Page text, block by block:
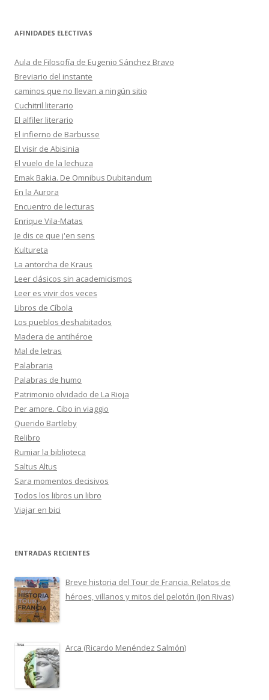
AFINIDADES ELECTIVAS
Aula de Filosofía de Eugenio Sánchez Bravo
Breviario del instante
caminos que no llevan a ningún sitio
Cuchitril literario
El alfiler literario
El infierno de Barbusse
El visir de Abisinia
El vuelo de la lechuza
Emak Bakia. De Omnibus Dubitandum
En la Aurora
Encuentro de lecturas
Enrique Vila-Matas
Je dis ce que j'en sens
Kultureta
La antorcha de Kraus
Leer clásicos sin academicismos
Leer es vivir dos veces
Libros de Cíbola
Los pueblos deshabitados
Madera de antihéroe
Mal de letras
Palabraria
Palabras de humo
Patrimonio olvidado de La Rioja
Per amore. Cibo in viaggio
Querido Bartleby
Relibro
Rumiar la biblioteca
Saltus Altus
Sara momentos decisivos
Todos los libros un libro
Viajar en bici
ENTRADAS RECIENTES
Breve historia del Tour de Francia. Relatos de
héroes, villanos y mitos del pelotón (Jon Rivas)
Arca (Ricardo Menéndez Salmón)